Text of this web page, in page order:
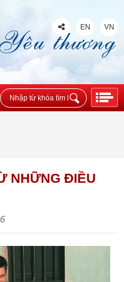
EN VN
NHỮNG ĐIỀU